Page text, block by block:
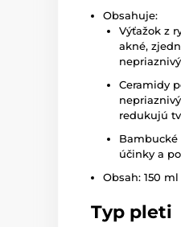
Obsahuje:
Výťažok z
akné,
Ceramidy
redukujú
Bambucké
účinky a
Obsah: 150 ml
Typ pleti